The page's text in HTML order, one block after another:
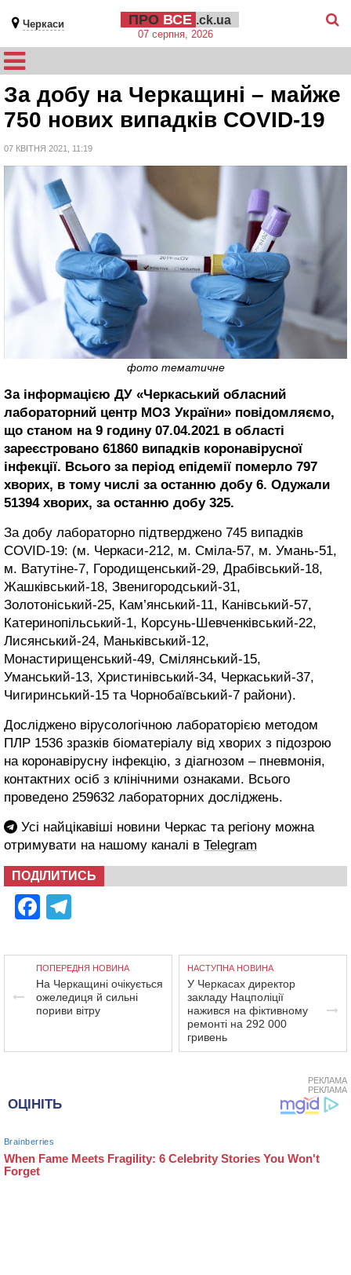
Черкаси ПРО ВСЕ .ck.ua
07 серпня, 2026
За добу на Черкащині – майже
750 нових випадків COVID-19
07 КВІТНЯ 2021, 11:19
фото тематичне
За інформацією ДУ «Черкаський обласний
лабораторний центр МОЗ України» повідомляємо,
що станом на 9 годину 07.04.2021 в області
зареєстровано 61860 випадків коронавірусної
інфекції. Всього за період епідемії померло 797
хворих, в тому числі за останню добу 6. Одужали
51394 хворих, за останню добу 325.
За добу лабораторно підтверджено 745 випадків
COVID-19: (м. Черкаси-212, м. Сміла-57, м. Умань-51,
м. Ватутіне-7, Городищенський-29, Драбівський-18,
Жашківський-18, Звенигородський-31,
Золотоніський-25, Кам’янський-11, Канівський-57,
Катеринопільський-1, Корсунь-Шевченківський-22,
Лисянський-24, Маньківський-12,
Монастирищенський-49, Смілянський-15,
Уманський-13, Христинівський-34, Черкаський-37,
Чигиринський-15 та Чорнобаївський-7 райони).
Досліджено вірусологічною лабораторією методом
ПЛР 1536 зразків біоматеріалу від хворих з підозрою
на коронавірусну інфекцію, з діагнозом – пневмонія,
контактних осіб з клінічними ознаками. Всього
проведено 259632 лабораторних досліджень.
Усі найцікавіші новини Черкас та регіону можна
отримувати на нашому каналі в Telegram
ПОДІЛИТИСЬ
Facebook
ПОПЕРЕДНЯ НОВИНА
На Черкащині очікується
ожеледиця й сильні
пориви вітру
НАСТУПНА НОВИНА
У Черкасах директор
закладу Нацполіції
нажився на фіктивному
ремонті на 292 000
гривень
РЕКЛАМА
РЕКЛАМА